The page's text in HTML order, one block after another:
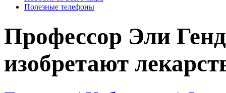
Полезные телефоны
Профессор Эли
изобретают